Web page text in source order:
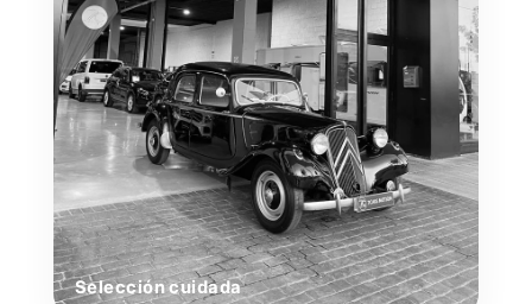
Selección cuidada